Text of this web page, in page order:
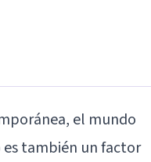
el mundo
también un factor